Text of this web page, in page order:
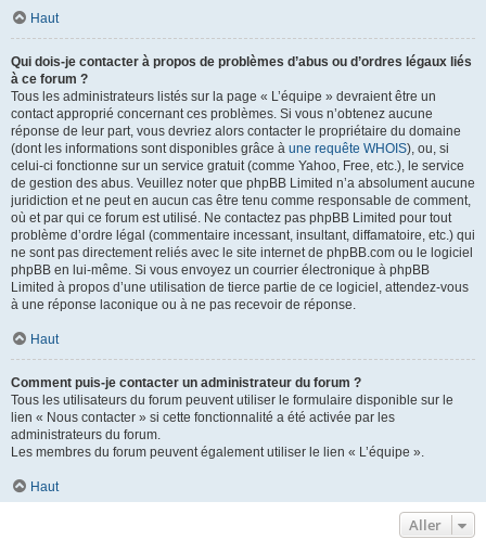
Haut
Qui dois-je contacter à propos de problèmes d’abus ou d’ordres légaux liés
à ce forum ?
Tous les administrateurs listés sur la page « L’équipe » devraient être un
contact approprié concernant ces problèmes. Si vous n’obtenez aucune
réponse de leur part, vous devriez alors contacter le propriétaire du domaine
(dont les informations sont disponibles grâce à une requête WHOIS), ou, si
celui-ci fonctionne sur un service gratuit (comme Yahoo, Free, etc.), le service
de gestion des abus. Veuillez noter que phpBB Limited n’a absolument aucune
juridiction et ne peut en aucun cas être tenu comme responsable de comment,
où et par qui ce forum est utilisé. Ne contactez pas phpBB Limited pour tout
problème d’ordre légal (commentaire incessant, insultant, diffamatoire, etc.) qui
ne sont pas directement reliés avec le site internet de phpBB.com ou le logiciel
phpBB en lui-même. Si vous envoyez un courrier électronique à phpBB
Limited à propos d’une utilisation de tierce partie de ce logiciel, attendez-vous
à une réponse laconique ou à ne pas recevoir de réponse.
Haut
Comment puis-je contacter un administrateur du forum ?
Tous les utilisateurs du forum peuvent utiliser le formulaire disponible sur le
lien « Nous contacter » si cette fonctionnalité a été activée par les
administrateurs du forum.
Les membres du forum peuvent également utiliser le lien « L’équipe ».
Haut
Aller